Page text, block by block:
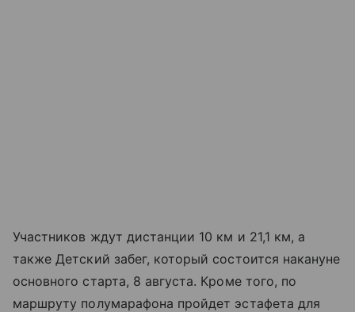
Участников ждут дистанции 10 км и 21,1 км, а
также Детский забег, который состоится накануне
основного старта, 8 августа. Кроме того, по
маршруту полумарафона пройдет эстафета для